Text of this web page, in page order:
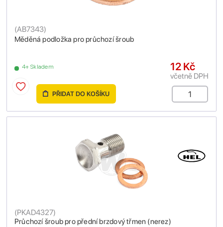
Měděná podložka pro průchozí šroub
(AB7343)
4+ Skladem 12 Kč
včetně DPH
PŘIDAT DO KOŠÍKU
Průchozí šroub pro přední brzdový třmen (nerez)
(PKAD4327)